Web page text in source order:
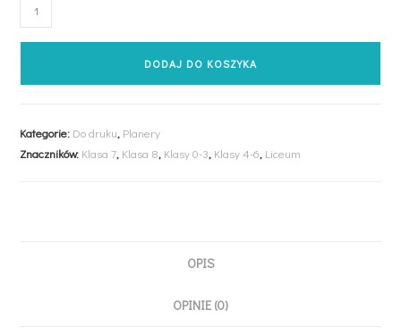
DODAJ DO KOSZYKA
Kategorie: Do druku, Planery
Znaczników: Klasa 7, Klasa 8, Klasy 0-3, Klasy 4-6, Liceum
OPIS
OPINIE (0)